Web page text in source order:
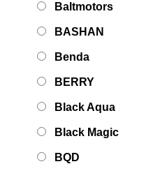
Baltmotors
BASHAN
Benda
BERRY
Black Aqua
Black Magic
BQD